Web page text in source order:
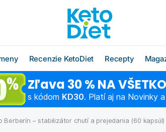
O radoch KetoDiet
Čo jesť po diéte
Recenzie KetoDiet Recepty
Všetky recepty
Keto recepty (od 1. kroku
diéty)
Blog
Ako
O
Náš
Zľava 30 % NA VŠETKO
s kódom KD30. Platí aj na Novinky
Berberín – stabilizátor chutí a prejedania (60 kapsúl)